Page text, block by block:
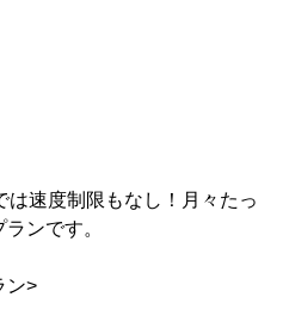
速度制限もなし！月々たっ
ンです。
ン>